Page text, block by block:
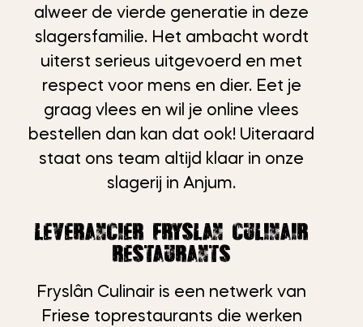
alweer de vierde generatie in deze
slagersfamilie. Het ambacht wordt
uiterst serieus uitgevoerd en met
respect voor mens en dier. Eet je
graag vlees en wil je online vlees
bestellen dan kan dat ook! Uiteraard
staat ons team altijd klaar in onze
slagerij in Anjum.
Leverancier Fryslân Culinair
restaurants
Fryslân Culinair is een netwerk van
Friese toprestaurants die werken